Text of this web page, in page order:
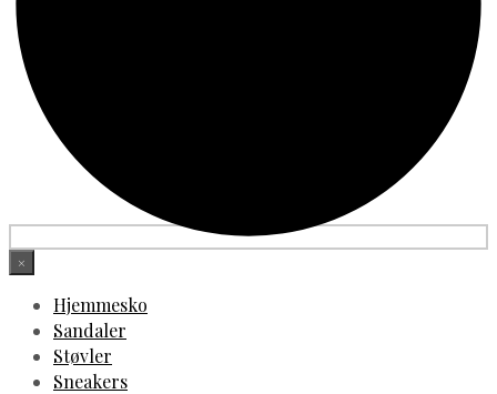
×
Hjemmesko
Sandaler
Støvler
Sneakers